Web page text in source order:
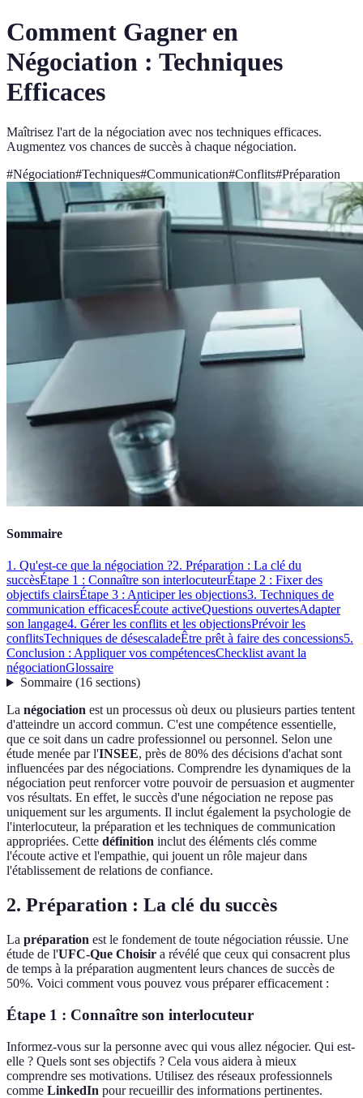
Comment Gagner en
Négociation : Techniques
Efficaces
Maîtrisez l'art de la négociation avec nos techniques efficaces.
Augmentez vos chances de succès à chaque négociation.
#Négociation#Techniques#Communication#Conflits#Préparation
Sommaire
1. Qu'est-ce que la négociation ?2. Préparation : La clé du
succèsÉtape 1 : Connaître son interlocuteurÉtape 2 : Fixer des
objectifs clairsÉtape 3 : Anticiper les objections3. Techniques de
communication efficacesÉcoute activeQuestions ouvertesAdapter
son langage4. Gérer les conflits et les objectionsPrévoir les
conflitsTechniques de désescaladeÊtre prêt à faire des concessions5.
Conclusion : Appliquer vos compétencesChecklist avant la
négociationGlossaire
Sommaire(16 sections)
La négociation est un processus où deux ou plusieurs parties tentent
d'atteindre un accord commun. C'est une compétence essentielle,
que ce soit dans un cadre professionnel ou personnel. Selon une
étude menée par l'INSEE, près de 80% des décisions d'achat sont
influencées par des négociations. Comprendre les dynamiques de la
négociation peut renforcer votre pouvoir de persuasion et augmenter
vos résultats. En effet, le succès d'une négociation ne repose pas
uniquement sur les arguments. Il inclut également la psychologie de
l'interlocuteur, la préparation et les techniques de communication
appropriées. Cette définition inclut des éléments clés comme
l'écoute active et l'empathie, qui jouent un rôle majeur dans
l'établissement de relations de confiance.
2. Préparation : La clé du succès
La préparation est le fondement de toute négociation réussie. Une
étude de l'UFC-Que Choisir a révélé que ceux qui consacrent plus
de temps à la préparation augmentent leurs chances de succès de
50%. Voici comment vous pouvez vous préparer efficacement :
Étape 1 : Connaître son interlocuteur
Informez-vous sur la personne avec qui vous allez négocier. Qui est-
elle ? Quels sont ses objectifs ? Cela vous aidera à mieux
comprendre ses motivations. Utilisez des réseaux professionnels
comme LinkedIn pour recueillir des informations pertinentes.